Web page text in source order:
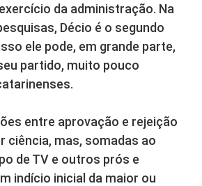
da administração. Na
Décio é o segundo
ele pode, em grande parte,
partido, muito pouco
entre aprovação e rejeição
ciência, mas, somadas ao
de TV e outros prós e
indício inicial da maior ou